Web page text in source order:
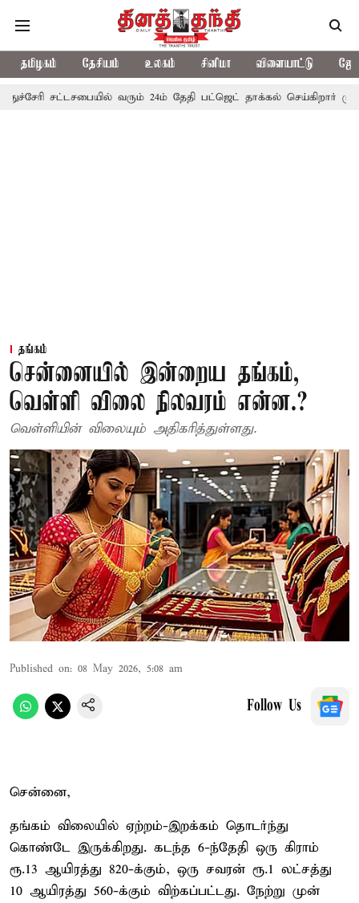
தமிழகம் தேசியம் உலகம் சினிமா விளையாட்டு
வரும் 24ம் தேதி பட்ஜெட் தாக்கல் செய்கிறார் முதல்-அமைச்சர்
தங்கம்
சென்னையில் இன்றைய தங்கம்,
வெள்ளி விலை நிலவரம் என்ன.?
வெள்ளியின் விலையும் அதிகரித்துள்ளது.
Published on: 08 May 2026, 5:08 am
Follow Us
சென்னை,
தங்கம் விலையில் ஏற்றம்-இறக்கம் தொடர்ந்து
கொண்டே இருக்கிறது. கடந்த 6-ந்தேதி ஒரு கிராம்
ரூ.13 ஆயிரத்து 820-க்கும், ஒரு சவரன் ரூ.1 லட்சத்து
10 ஆயிரத்து 560-க்கும் விற்கப்பட்டது. நேற்று முன்